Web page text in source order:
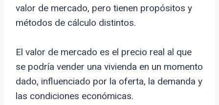
valor de mercado, pero tienen propósitos y
métodos de cálculo distintos.
El valor de mercado es el precio real al que
se podría vender una vivienda en un momento
dado, influenciado por la oferta, la demanda y
las condiciones económicas.